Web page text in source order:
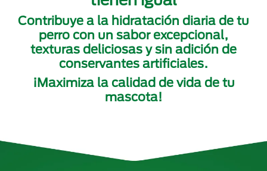
Contribuye a la hidratación diaria de tu
perro con un sabor excepcional,
texturas deliciosas y sin adición de
conservantes artificiales.
¡Maximiza la calidad de vida de tu
mascota!